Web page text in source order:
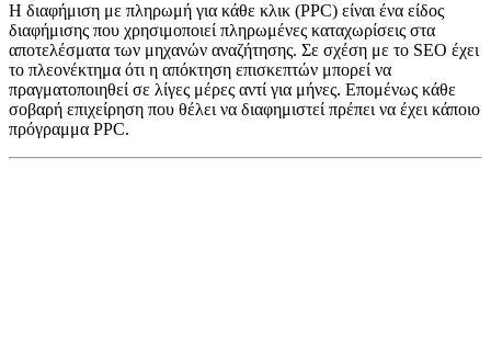
Η διαφήμιση με πληρωμή για κάθε κλικ (PPC) είναι ένα είδος
διαφήμισης που χρησιμοποιεί πληρωμένες καταχωρίσεις στα
αποτελέσματα των μηχανών αναζήτησης. Σε σχέση με το SEO έχει
το πλεονέκτημα ότι η απόκτηση επισκεπτών μπορεί να
πραγματοποιηθεί σε λίγες μέρες αντί για μήνες. Επομένως κάθε
σοβαρή επιχείρηση που θέλει να διαφημιστεί πρέπει να έχει κάποιο
πρόγραμμα PPC.